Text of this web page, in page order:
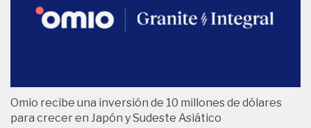
Omio recibe una inversión de 10 millones de dólares
para crecer en Japón y Sudeste Asiático